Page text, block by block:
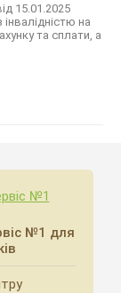
15.01.2025
на
та сплати, а
№1 для